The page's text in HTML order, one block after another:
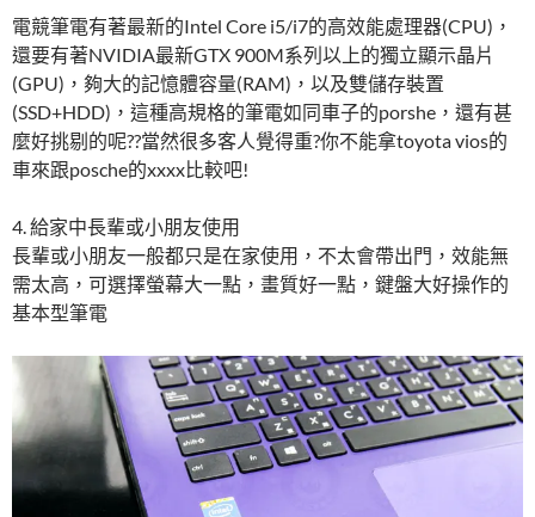
電競筆電有著最新的Intel Core i5/i7的高效能處理器(CPU)，
還要有著NVIDIA最新GTX 900M系列以上的獨立顯示晶片
(GPU)，夠大的記憶體容量(RAM)，以及雙儲存裝置
(SSD+HDD)，這種高規格的筆電如同車子的porshe，還有甚
麼好挑剔的呢??當然很多客人覺得重?你不能拿toyota vios的
車來跟posche的xxxx比較吧!
4. 給家中長輩或小朋友使用
長輩或小朋友一般都只是在家使用，不太會帶出門，效能無
需太高，可選擇螢幕大一點，畫質好一點，鍵盤大好操作的
基本型筆電